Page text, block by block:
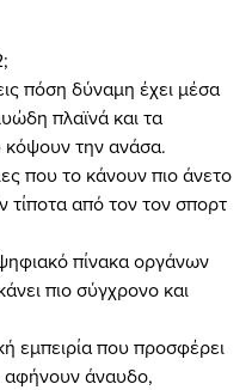
πόση δύναμη έχει μέσα
πλαϊνά και τα
την ανάσα.
που το κάνουν πιο άνετο
τίποτα από τον τον σπορτ
πίνακα οργάνων
πιο σύγχρονο και
εμπειρία που προσφέρει
αφήνουν άναυδο,